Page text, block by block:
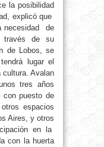
la posibilidad
explicó que
necesidad de
de su
de Lobos, se
lugar el
Avalan
tres años
con puesto de
espacios
Aires, y otros
en la
con la huerta